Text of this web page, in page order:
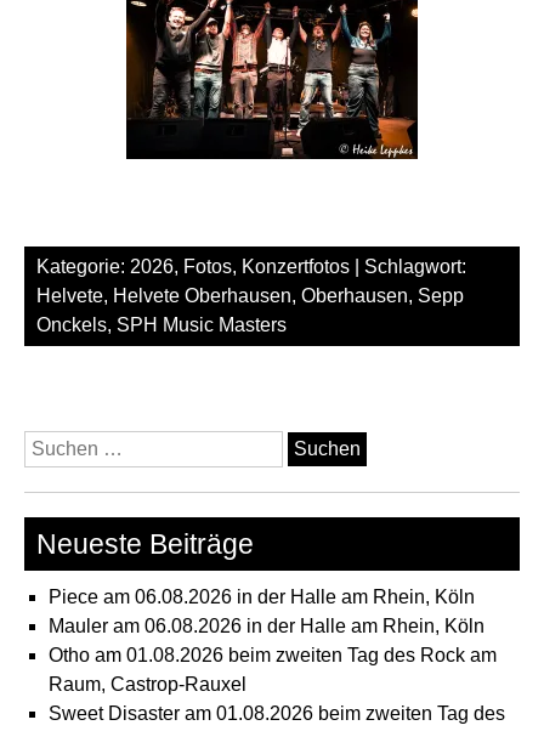
Kategorie: 2026, Fotos, Konzertfotos | Schlagwort:
Helvete, Helvete Oberhausen, Oberhausen, Sepp
Onckels, SPH Music Masters
Suchen
nach:
Neueste Beiträge
Piece am 06.08.2026 in der Halle am Rhein, Köln
Mauler am 06.08.2026 in der Halle am Rhein, Köln
Otho am 01.08.2026 beim zweiten Tag des Rock am
Raum, Castrop-Rauxel
Sweet Disaster am 01.08.2026 beim zweiten Tag des